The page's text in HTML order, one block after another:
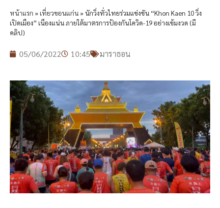
หน้าแรก »เที่ยวขอนแก่น» นักวิ่งทั่วไทยร่วมแข่งขัน “Khon Kaen 10 วิ่ง
เปิดเมือง” เนืองแน่น ภายใต้มาตรการป้องกันโควิด-19 อย่างเข้มงวด (มี
คลิป)
05/06/2022 10:45 มาราธอน